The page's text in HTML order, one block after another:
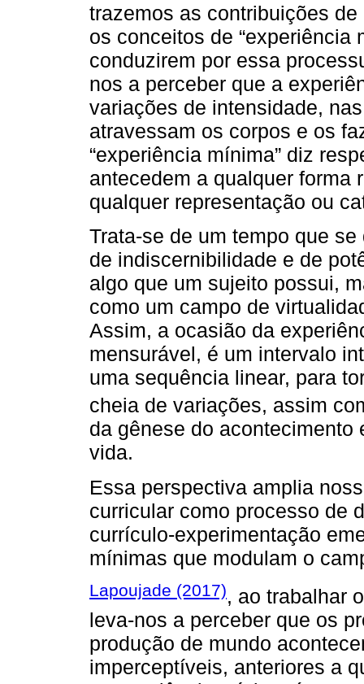
trazemos as contribuições
os conceitos de “experiência
conduzirem por essa
nos a perceber que a
variações de intensidade,
atravessam os corpos e os
“experiência mínima” diz
antecedem a qualquer forma
qualquer representação ou
Trata-se de um tempo que
de indiscernibilidade e de
algo que um sujeito possui,
como um campo de
Assim, a ocasião da
mensurável, é um intervalo
uma sequência linear, para
cheia de variações, assim
da gênese do acontecimento
vida.
Essa perspectiva amplia
curricular como processo de
currículo-experimentação
mínimas que modulam o
Lapoujade (2017), ao trabalhar
leva-nos a perceber que os
produção de mundo
imperceptíveis, anteriores a